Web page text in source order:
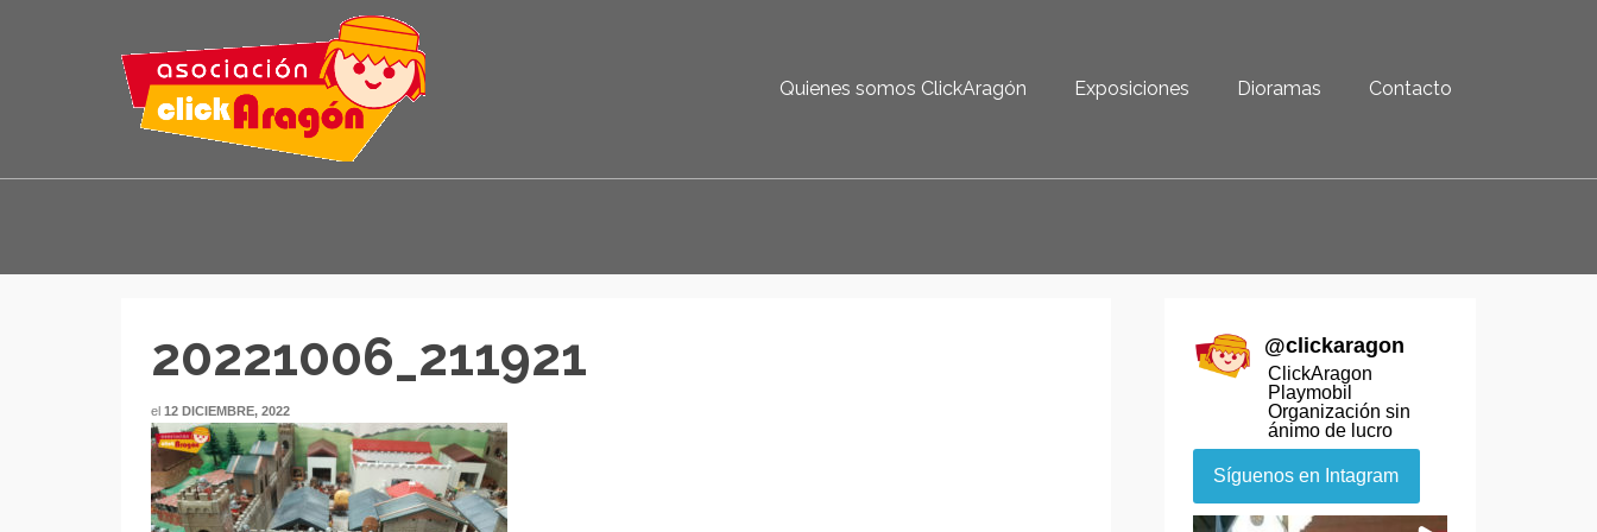
Quienes somos ClickAragón Exposiciones Dioramas Contacto
20221006_211921
el 12 DICIEMBRE, 2022
@clickaragon
ClickAragon
Playmobil
Organización sin
ánimo de lucro
Síguenos en Intagram